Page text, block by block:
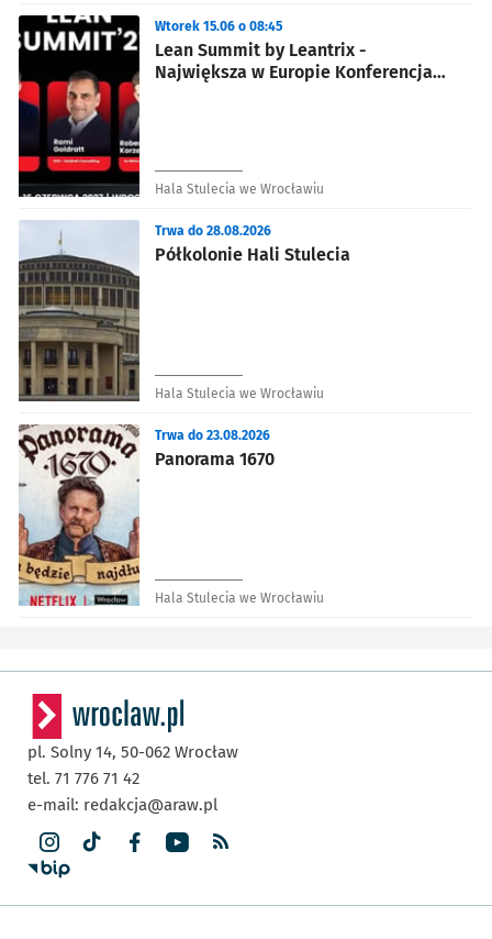
Lean Summit by Leantrix -
Największa w Europie Konferencja
Wtorek 15.06 o 08:45
Hala Stulecia we Wrocławiu
Półkolonie Hali Stulecia
Trwa do 28.08.2026
Hala Stulecia we Wrocławiu
Panorama 1670
Trwa do 23.08.2026
Hala Stulecia we Wrocławiu
pl. Solny 14, 50-062 Wrocław
tel. 71 776 71 42
e-mail: redakcja@araw.pl